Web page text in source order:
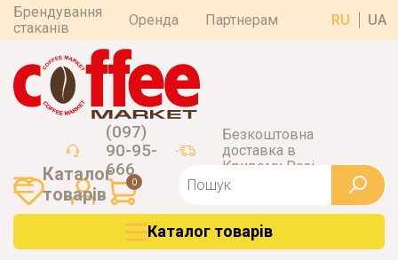
Брендування
стаканів
Оренда Партнерам RU UA
(097)
90-95-
666
Безкоштовна
доставка в
Кривому Розі
0
Каталог
товарiв
Каталог товарiв